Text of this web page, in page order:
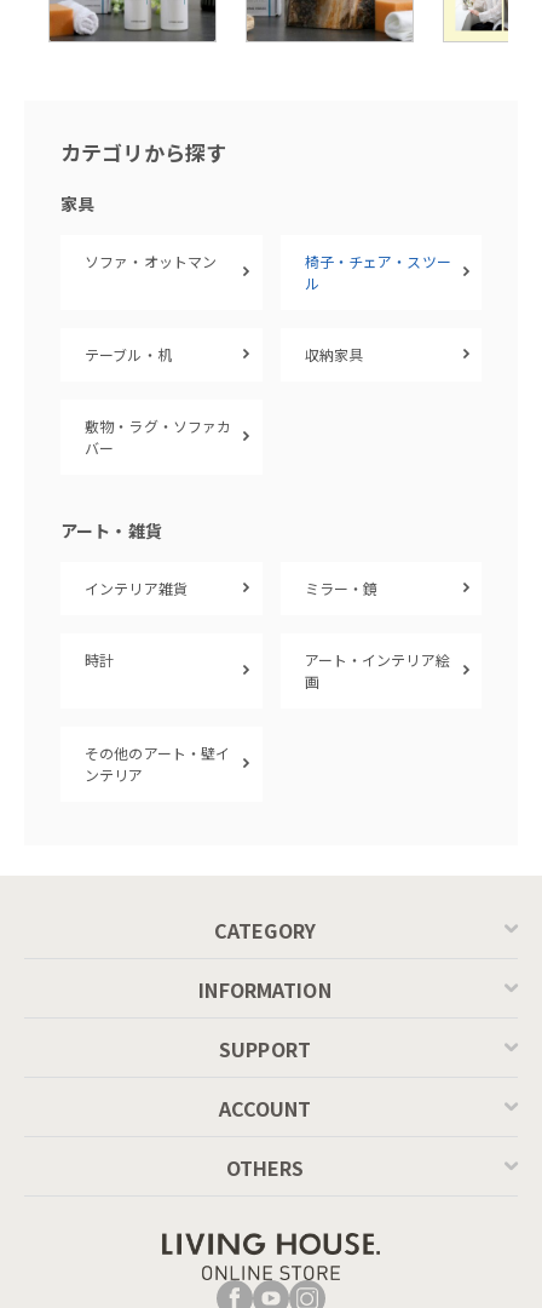
カテゴリから探す
家具
ソファ・オットマン
椅子・チェア・スツー
ル
テーブル・机 収納家具
敷物・ラグ・ソファカ
バー
アート・雑貨
インテリア雑貨 ミラー・鏡
時計
アート・インテリア絵
画
その他のアート・壁イ
ンテリア
CATEGORY
INFORMATION
SUPPORT
ACCOUNT
OTHERS